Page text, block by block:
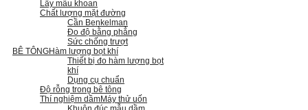
Lấy mẫu khoan
Chất lượng mặt đường
Cần Benkelman
Đo độ bằng phẳng
Sức chống trượt
BÊ TÔNGHàm lượng bọt khí
Thiết bị đo hàm lượng bọt
khí
Dụng cụ chuẩn
Độ rỗng trong bê tông
Thí nghiệm dầmMáy thử uốn